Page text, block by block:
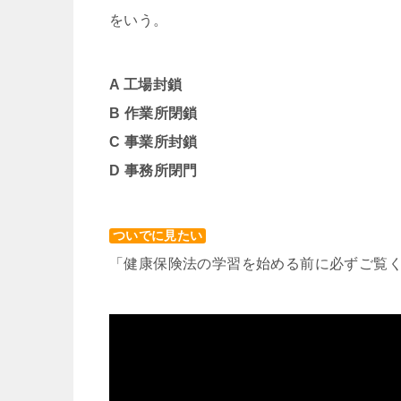
をいう。
A 工場封鎖
B 作業所閉鎖
C 事業所封鎖
D 事務所閉門
ついでに見たい
「健康保険法の学習を始める前に必ずご覧